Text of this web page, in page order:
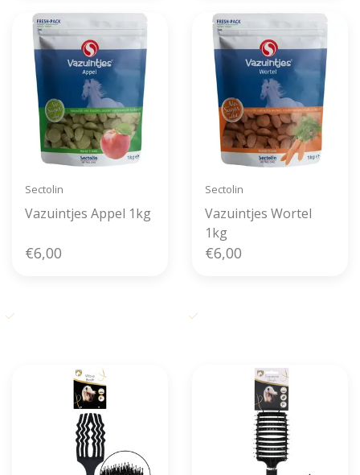
Sectolin
Vazuintjes Appel 1kg
€6,00
Sectolin
Vazuintjes Wortel
1kg
€6,00